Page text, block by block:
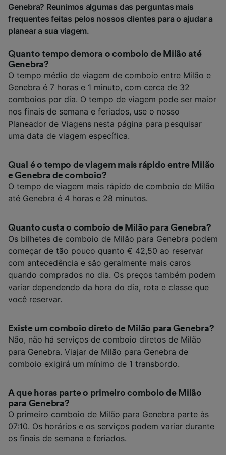
Genebra? Reunimos algumas das perguntas mais
frequentes feitas pelos nossos clientes para o ajudar a
planear a sua viagem.
Quanto tempo demora o comboio de Milão até
Genebra?
O tempo médio de viagem de comboio entre Milão e
Genebra é 7 horas e 1 minuto, com cerca de 32
comboios por dia. O tempo de viagem pode ser maior
nos finais de semana e feriados, use o nosso
Planeador de Viagens nesta página para pesquisar
uma data de viagem específica.
Qual é o tempo de viagem mais rápido entre Milão
e Genebra de comboio?
O tempo de viagem mais rápido de comboio de Milão
até Genebra é 4 horas e 28 minutos.
Quanto custa o comboio de Milão para Genebra?
Os bilhetes de comboio de Milão para Genebra podem
começar de tão pouco quanto € 42,50 ao reservar
com antecedência e são geralmente mais caros
quando comprados no dia. Os preços também podem
variar dependendo da hora do dia, rota e classe que
você reservar.
Existe um comboio direto de Milão para Genebra?
Não, não há serviços de comboio diretos de Milão
para Genebra. Viajar de Milão para Genebra de
comboio exigirá um mínimo de 1 transbordo.
A que horas parte o primeiro comboio de Milão
para Genebra?
O primeiro comboio de Milão para Genebra parte às
07:10. Os horários e os serviços podem variar durante
os finais de semana e feriados.